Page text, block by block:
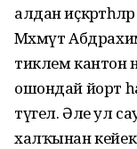
алдан
Мәхмүт
тиклем кантон
ошондай йорт
түгел. Әле ул
халҡынан